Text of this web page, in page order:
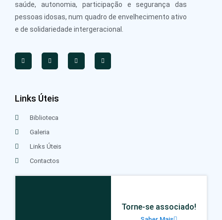
saúde, autonomia, participação e segurança das
pessoas idosas, num quadro de envelhecimento ativo
e de solidariedade intergeracional.
Links Úteis
Biblioteca
Galeria
Links Úteis
Contactos
Torne-se associado!